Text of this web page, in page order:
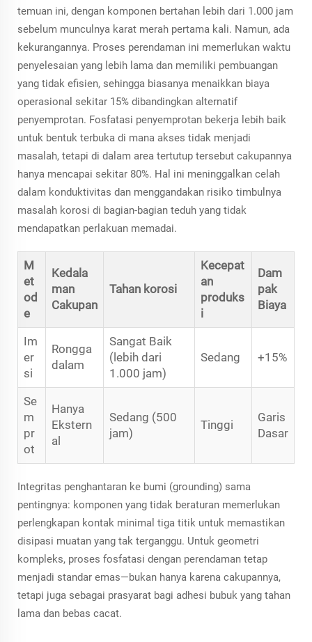
temuan ini, dengan komponen bertahan lebih dari 1.000 jam
sebelum munculnya karat merah pertama kali. Namun, ada
kekurangannya. Proses perendaman ini memerlukan waktu
penyelesaian yang lebih lama dan memiliki pembuangan
yang tidak efisien, sehingga biasanya menaikkan biaya
operasional sekitar 15% dibandingkan alternatif
penyemprotan. Fosfatasi penyemprotan bekerja lebih baik
untuk bentuk terbuka di mana akses tidak menjadi
masalah, tetapi di dalam area tertutup tersebut cakupannya
hanya mencapai sekitar 80%. Hal ini meninggalkan celah
dalam konduktivitas dan menggandakan risiko timbulnya
masalah korosi di bagian-bagian teduh yang tidak
mendapatkan perlakuan memadai.
M
et
od
e
Kedala
man
Cakupan
Tahan korosi
Kecepat
an
produks
i
Dam
pak
Biaya
Im
er
si
Rongga
dalam
Sangat Baik
(lebih dari
1.000 jam)
Sedang +15%
Se
m
pr
ot
Hanya
Ekstern
al
Sedang (500
jam)
Tinggi
Garis
Dasar
Integritas penghantaran ke bumi (grounding) sama
pentingnya: komponen yang tidak beraturan memerlukan
perlengkapan kontak minimal tiga titik untuk memastikan
disipasi muatan yang tak terganggu. Untuk geometri
kompleks, proses fosfatasi dengan perendaman tetap
menjadi standar emas—bukan hanya karena cakupannya,
tetapi juga sebagai prasyarat bagi adhesi bubuk yang tahan
lama dan bebas cacat.